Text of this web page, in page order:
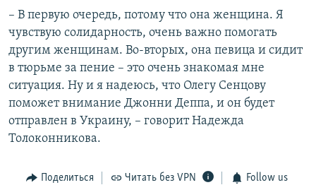
– В первую очередь, потому что она женщина. Я
чувствую солидарность, очень важно помогать
другим женщинам. Во-вторых, она певица и сидит
в тюрьме за пение – это очень знакомая мне
ситуация. Ну и я надеюсь, что Олегу Сенцову
поможет внимание Джонни Деппа, и он будет
отправлен в Украину, – говорит Надежда
Толоконникова.
Поделиться Читать без VPN Follow us